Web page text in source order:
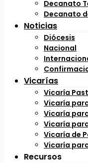
Decanato
Decanato
Noticias
Diócesis
Nacional
Vicarías
Vicaría
Vicaría
Vicaría
Vicaría
Vicaría de
Vicaría
Recursos